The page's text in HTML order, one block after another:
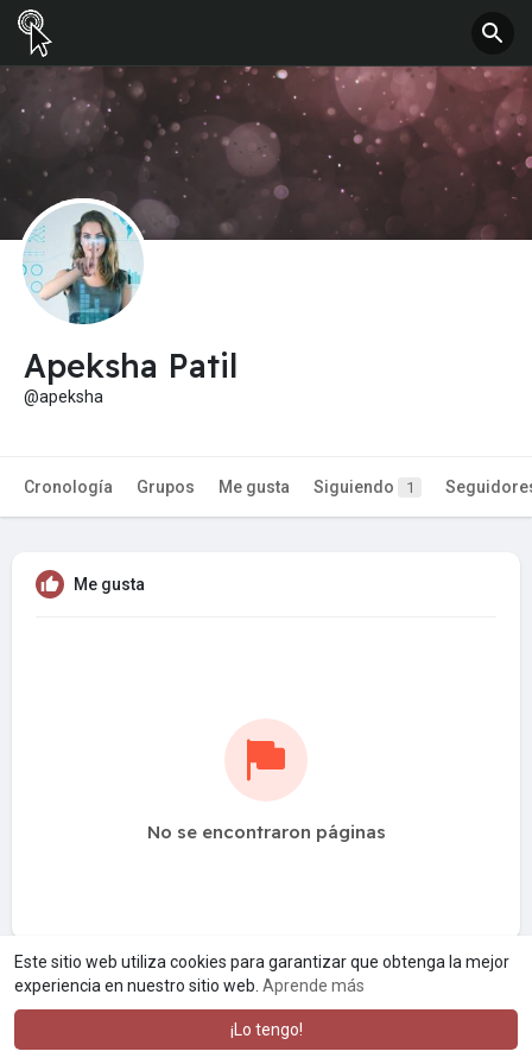
Este sitio web utiliza cookies para garantizar que obtenga la mejor
experiencia en nuestro sitio web. Aprende más
¡Lo tengo!
Apeksha Patil
@apeksha
Cronología Grupos Me gusta Siguiendo 1
Me gusta
No se encontraron páginas